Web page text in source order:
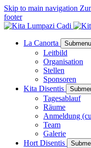
Skip to main navigation
footer
La Canorta
Leitbild
Organisation
Stellen
Sponsoren
Kita Disentis
Tagesablauf
Räume
Anmeldung
Team
Galerie
Hort Disentis